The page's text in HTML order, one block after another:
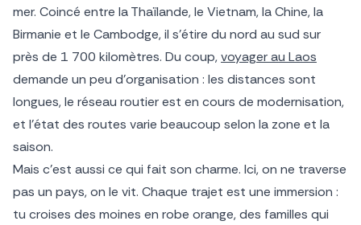
mer. Coincé entre la Thaïlande, le Vietnam, la Chine, la
Birmanie et le Cambodge, il s’étire du nord au sud sur
près de 1 700 kilomètres. Du coup,voyager au Laos
demande un peu d’organisation : les distances sont
longues, le réseau routier est en cours de modernisation,
et l’état des routes varie beaucoup selon la zone et la
saison.
Mais c’est aussi ce qui fait son charme. Ici, on ne traverse
pas un pays, on le vit. Chaque trajet est une immersion :
tu croises des moines en robe orange, des familles qui